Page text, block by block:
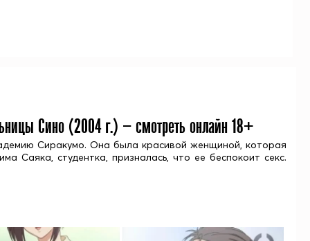
Сино (2004г.) — смотреть онлайн 18+
Сиракумо. Она была красивой женщиной, которая
Саяка, студентка, призналась, что ее беспокоит секс.